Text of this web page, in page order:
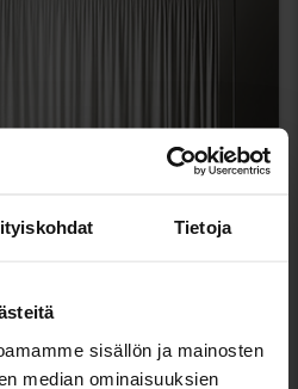
Tietoja
sisällön ja mainosten
median ominaisuuksien